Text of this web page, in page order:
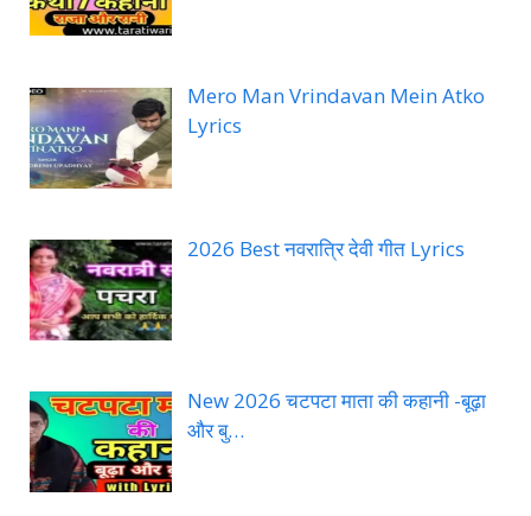
Mero Man Vrindavan Mein Atko
Lyrics
2026 Best नवरात्रि देवी गीत Lyrics
New 2026 चटपटा माता की कहानी -बूढ़ा
और बु…